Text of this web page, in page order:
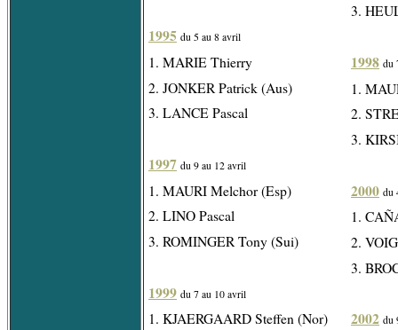
1995 du 5 au 8 avril
1. MARIE Thierry
2. JONKER Patrick (Aus)
3. LANCE Pascal
1997 du 9 au 12 avril
1. MAURI Melchor (Esp)
2. LINO Pascal
3. ROMINGER Tony (Sui)
1999 du 7 au 10 avril
1. KJAERGAARD Steffen (Nor)
3.
1998 du
1.
2.
3.
2000 du
1.
2.
3.
2002 du